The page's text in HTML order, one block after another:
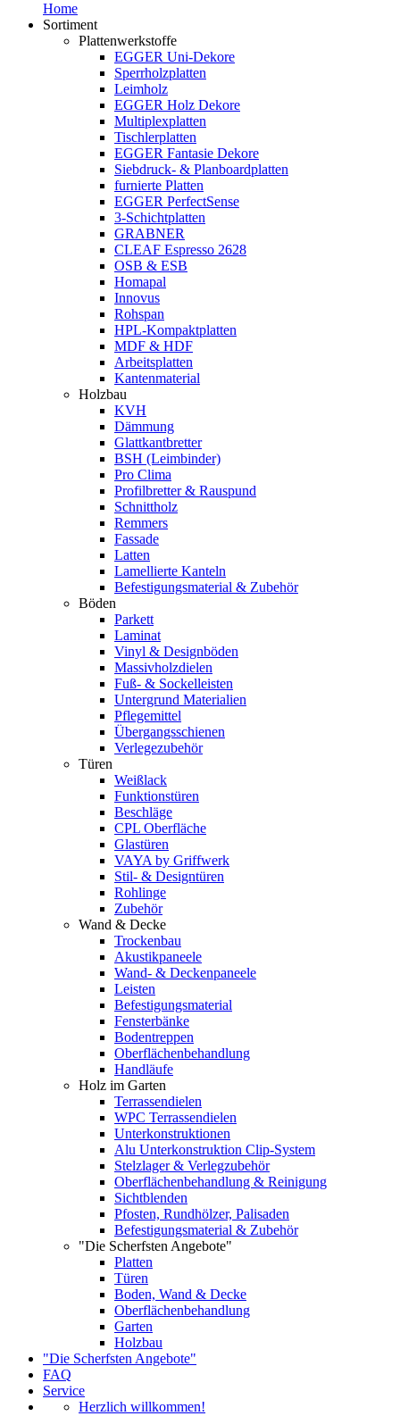
Home
Sortiment
Plattenwerkstoffe
EGGER Uni-Dekore
Sperrholzplatten
Leimholz
EGGER Holz Dekore
Multiplexplatten
Tischlerplatten
EGGER Fantasie Dekore
Siebdruck- & Planboardplatten
furnierte Platten
EGGER PerfectSense
3-Schichtplatten
GRABNER
CLEAF Espresso 2628
OSB & ESB
Homapal
Innovus
Rohspan
HPL-Kompaktplatten
MDF & HDF
Arbeitsplatten
Kantenmaterial
Holzbau
KVH
Dämmung
Glattkantbretter
BSH (Leimbinder)
Pro Clima
Profilbretter & Rauspund
Schnittholz
Remmers
Fassade
Latten
Lamellierte Kanteln
Befestigungsmaterial & Zubehör
Böden
Parkett
Laminat
Vinyl & Designböden
Massivholzdielen
Fuß- & Sockelleisten
Untergrund Materialien
Pflegemittel
Übergangsschienen
Verlegezubehör
Türen
Weißlack
Funktionstüren
Beschläge
CPL Oberfläche
Glastüren
VAYA by Griffwerk
Stil- & Designtüren
Rohlinge
Zubehör
Wand & Decke
Trockenbau
Akustikpaneele
Wand- & Deckenpaneele
Leisten
Befestigungsmaterial
Fensterbänke
Bodentreppen
Oberflächenbehandlung
Handläufe
Holz im Garten
Terrassendielen
WPC Terrassendielen
Unterkonstruktionen
Alu Unterkonstruktion Clip-System
Stelzlager & Verlegzubehör
Oberflächenbehandlung & Reinigung
Sichtblenden
Pfosten, Rundhölzer, Palisaden
Befestigungsmaterial & Zubehör
"Die Scherfsten Angebote"
Platten
Türen
Boden, Wand & Decke
Oberflächenbehandlung
Garten
Holzbau
"Die Scherfsten Angebote"
FAQ
Service
Herzlich willkommen!